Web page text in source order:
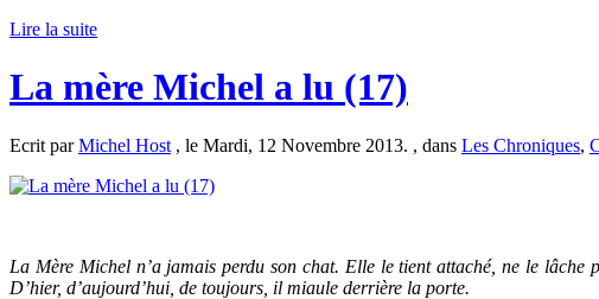
Lire la suite
La mère Michel a lu (17)
Ecrit parMichel Host , le Mardi, 12 Novembre 2013. , dans Les Chroniques,
La Mère Michel n’a jamais perdu son chat. Elle le tient attaché, ne le lâche
D’hier, d’aujourd’hui, de toujours, il miaule derrière la porte.